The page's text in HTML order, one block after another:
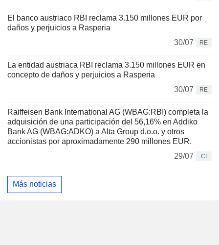
El banco austriaco RBI reclama 3.150 millones EUR por
daños y perjuicios a Rasperia
30/07
RE
La entidad austriaca RBI reclama 3.150 millones EUR en
concepto de daños y perjuicios a Rasperia
30/07
RE
Raiffeisen Bank International AG (WBAG:RBI) completa la
adquisición de una participación del 56,16% en Addiko
Bank AG (WBAG:ADKO) a Alta Group d.o.o. y otros
accionistas por aproximadamente 290 millones EUR.
29/07
CI
Más noticias